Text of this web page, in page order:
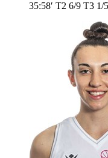
35:58′ T2 6/9 T3 1/5